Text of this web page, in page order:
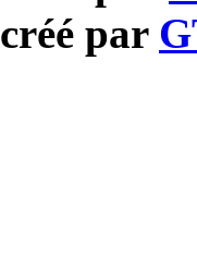
créé par